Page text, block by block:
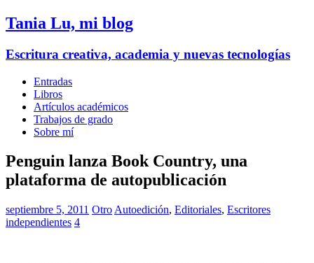
Tania Lu, mi blog
Escritura creativa, academia y nuevas tecnologías
Entradas
Libros
Artículos académicos
Trabajos de grado
Sobre mí
Penguin lanza Book Country, una
plataforma de autopublicación
septiembre 5, 2011 Otro Autoedición, Editoriales, Escritores
independientes 4